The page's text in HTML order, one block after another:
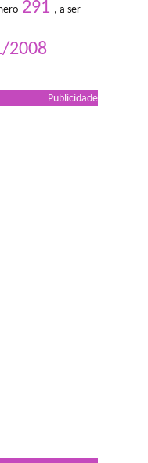
291 , a ser
2008
Publicidade